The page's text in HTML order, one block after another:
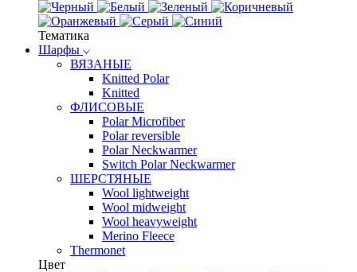
Тематика
Шарфы
ВЯЗАНЫЕ
Knitted Polar
Knitted
ФЛИСОВЫЕ
Polar Microfiber
Polar reversible
Polar Neckwarmer
Switch Polar Neckwarmer
ШЕРСТЯНЫЕ
Wool lightweight
Wool midweight
Wool heavyweight
Merino Fleece
Thermonet
Цвет